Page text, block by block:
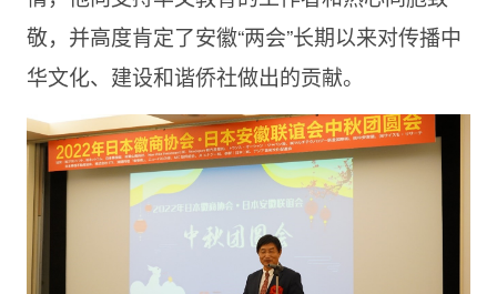
敬，并高度肯定了安徽“两会”长期以来对传播中
华文化、建设和谐侨社做出的贡献。